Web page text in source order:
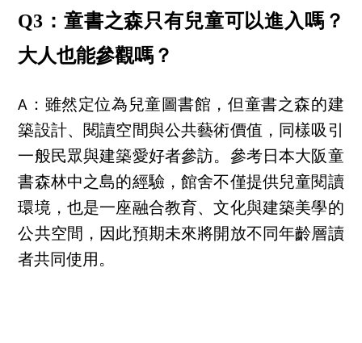
Q3：童書之森只有兒童可以進入嗎？
大人也能參觀嗎？
A：雖然定位為兒童圖書館，但童書之森的建
築設計、閱讀空間與公共藝術價值，同樣吸引
一般民眾與建築愛好者參訪。參考日本大阪童
書森林中之島的經驗，館舍不僅提供兒童閱讀
環境，也是一座融合教育、文化與建築美學的
公共空間，因此預期未來將開放不同年齡層讀
者共同使用。